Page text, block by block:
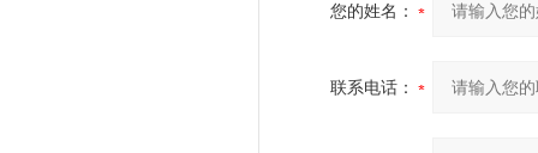
您的姓名：
联系电话：